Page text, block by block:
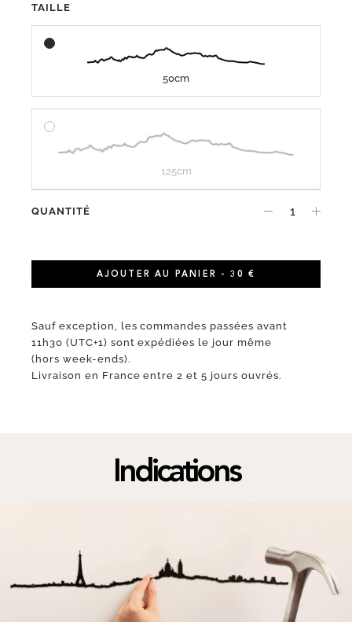
TAILLE
50cm
125cm
QUANTITÉ
AJOUTER AU PANIER - 30 €
Sauf exception, les commandes passées avant
11h30 (UTC+1) sont expédiées le jour même
(hors week-ends).
Livraison en France entre 2 et 5 jours ouvrés.
Indications